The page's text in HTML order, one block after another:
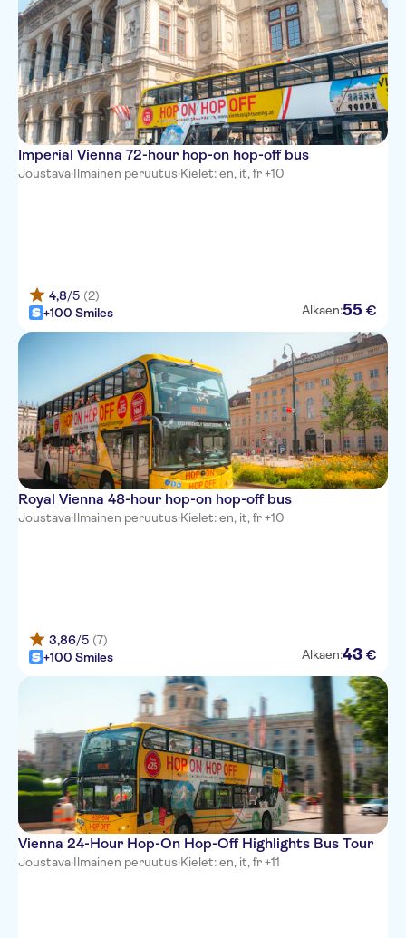
Imperial Vienna 72-hour hop-on hop-off bus
Joustava·Ilmainen peruutus·Kielet: en, it, fr +10
4,8/5 (2)
+100 Smiles
Alkaen:55 €
Royal Vienna 48-hour hop-on hop-off bus
Joustava·Ilmainen peruutus·Kielet: en, it, fr +10
3,86/5 (7)
+100 Smiles
Alkaen:43 €
Vienna 24-Hour Hop-On Hop-Off Highlights Bus Tour
Joustava·Ilmainen peruutus·Kielet: en, it, fr +11